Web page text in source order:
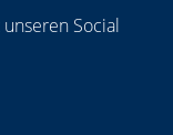
Social